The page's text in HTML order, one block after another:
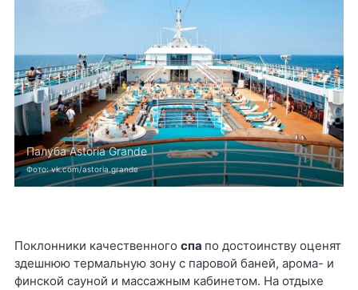
Палуба Astoria Grande
Фото: vk.com/astoria.grande
Поклонники качественного спа по достоинству оценят
здешнюю термальную зону с паровой баней, арома- и
финской сауной и массажным кабинетом. На отдыхе